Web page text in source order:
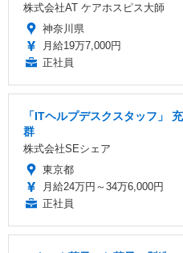
株式会社AT ケアホスピス大師
神奈川県
月給19万7,000円
正社員
「ITヘルプデスクスタッフ」
群
株式会社SEシェア
東京都
月給24万円～34万6,000円
正社員